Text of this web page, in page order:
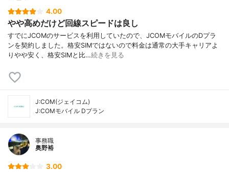
4.00
やや高めだけど回線スピードは良し
すでにJCOMのサービスを利用していたので、JCOMモバイルのDプラ
ンを契約しました。格安SIMではないので料金は通常の大手キャリアよ
りやや安く、格安SIMと比…続きを見る
J:COM(ジェイコム)
J:COMモバイル Dプラン
事務職
奥野裕
3.00